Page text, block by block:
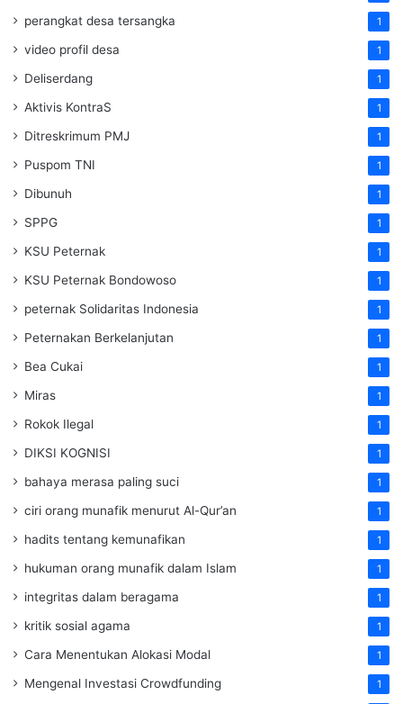
perangkat desa tersangka 1
video profil desa 1
Deliserdang 1
Aktivis KontraS 1
Ditreskrimum PMJ 1
Puspom TNI 1
Dibunuh 1
SPPG 1
KSU Peternak 1
KSU Peternak Bondowoso 1
peternak Solidaritas Indonesia 1
Peternakan Berkelanjutan 1
Bea Cukai 1
Miras 1
Rokok Ilegal 1
DIKSI KOGNISI 1
bahaya merasa paling suci 1
ciri orang munafik menurut Al-Qur’an 1
hadits tentang kemunafikan 1
hukuman orang munafik dalam Islam 1
integritas dalam beragama 1
kritik sosial agama 1
Cara Menentukan Alokasi Modal 1
Mengenal Investasi Crowdfunding 1